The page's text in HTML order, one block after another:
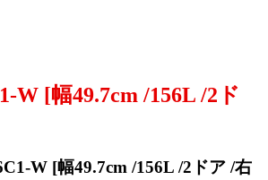
[幅49.7cm /156L /2ド
W [幅49.7cm /156L /2ドア /右